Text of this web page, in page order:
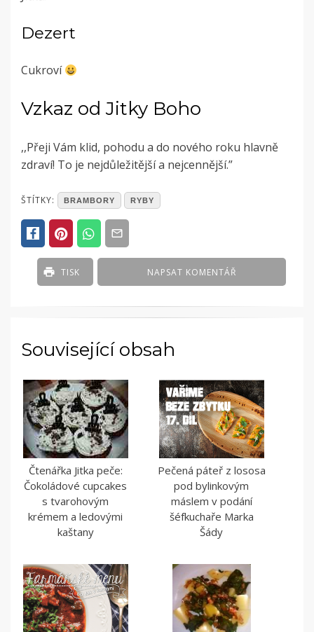
Dezert
Cukroví
Vzkaz od Jitky Boho
,,Přeji Vám klid, pohodu a do nového roku hlavně
zdraví! To je nejdůležitější a nejcennější.”
POSTED
ČLÁNKY
ŠTÍTKY: BRAMBORY RYBY
NAPSAT KOMENTÁŘ
TISK
Související obsah
Čtenářka Jitka peče:
Čokoládové cupcakes
s tvarohovým
krémem a ledovými
kaštany
Pečená páteř z lososa
pod bylinkovým
máslem v podání
šéfkuchaře Marka
Šády